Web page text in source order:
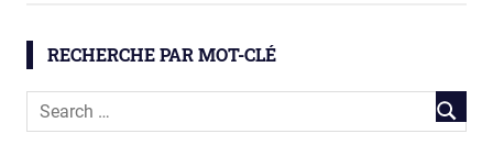
RECHERCHE PAR MOT-CLÉ